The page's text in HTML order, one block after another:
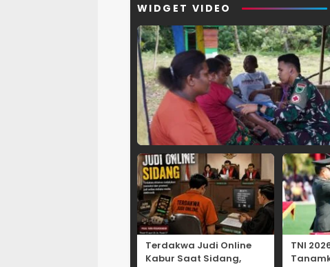
WIDGET VIDEO
Terdakwa Judi Online
Kabur Saat Sidang,
TNI